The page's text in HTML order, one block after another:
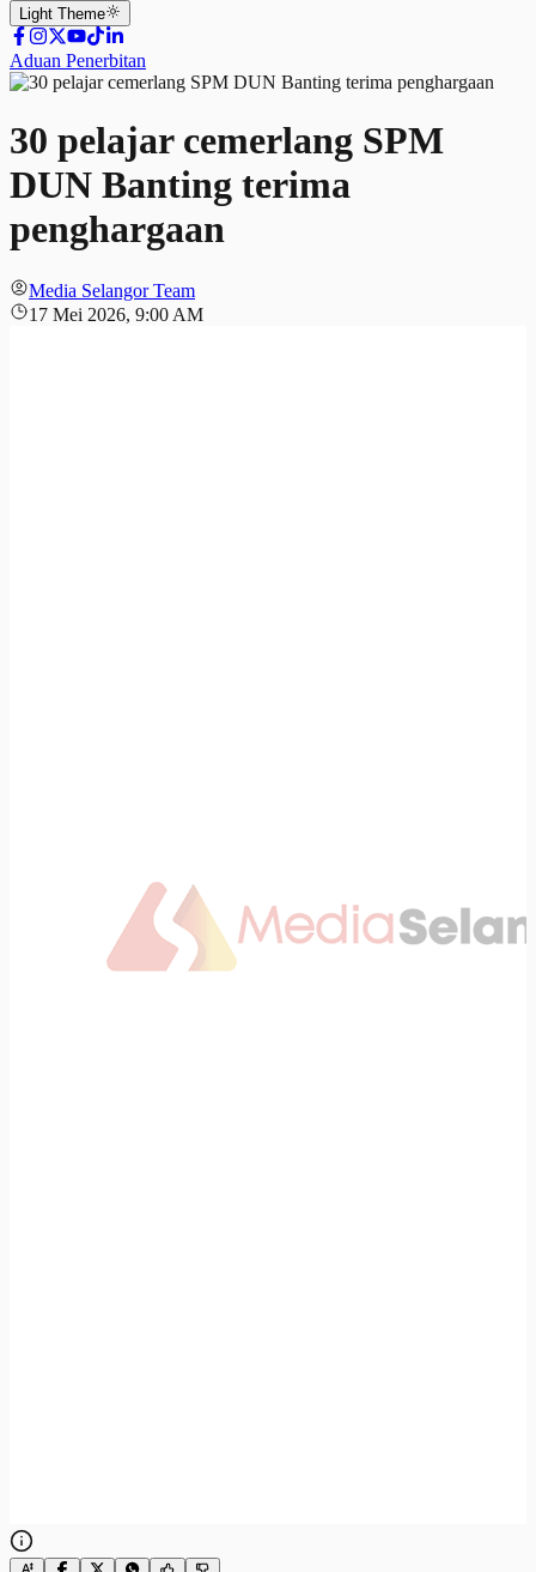
Light Theme
Aduan Penerbitan
30 pelajar cemerlang SPM
DUN Banting terima
penghargaan
Media Selangor Team
17 Mei 2026, 9:00 AM